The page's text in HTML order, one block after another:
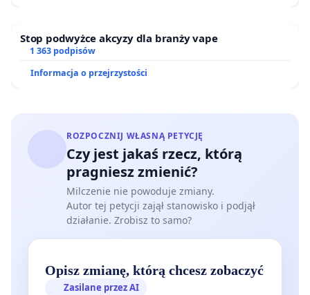
Stop podwyżce akcyzy dla branży vape
1 363 podpisów
Informacja o przejrzystości
ROZPOCZNIJ WŁASNĄ PETYCJĘ
Czy jest jakaś rzecz, którą
pragniesz zmienić?
Milczenie nie powoduje zmiany.
Autor tej petycji zajął stanowisko i podjął
działanie. Zrobisz to samo?
Opisz zmianę, którą chcesz zobaczyć
Zasilane przez AI